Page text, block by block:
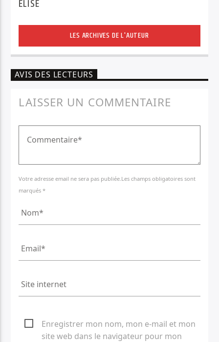
ÉLISE
LES ARCHIVES DE L'AUTEUR
AVIS DES LECTEURS
LAISSER UN COMMENTAIRE
Votre adresse email ne sera pas publiée.Les champs obligatoires sont
marqués *
Enregistrer mon nom, mon e-mail et mon
site web dans le navigateur pour mon